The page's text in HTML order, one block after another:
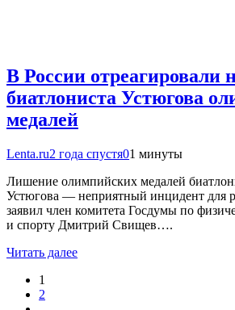
В России отреагировали
биатлониста Устюгова
медалей
Lenta.ru2 года спустя01 минуты
Лишение олимпийских медалей
Устюгова — неприятный инцидент для
заявил член комитета Госдумы по
и спорту Дмитрий Свищев….
Читать далее
1
2